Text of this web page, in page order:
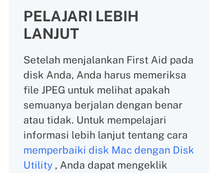
PELAJARI LEBIH
LANJUT
Setelah menjalankan First Aid pada
disk Anda, Anda harus memeriksa
file JPEG untuk melihat apakah
semuanya berjalan dengan benar
atau tidak. Untuk mempelajari
informasi lebih lanjut tentang cara
memperbaiki disk Mac dengan Disk
Utility, Anda dapat mengeklik